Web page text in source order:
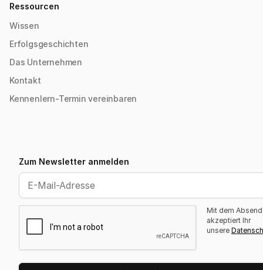
Ressourcen
Wissen
Erfolgsgeschichten
Das Unternehmen
Kontakt
Kennenlern-Termin vereinbaren
Zum Newsletter anmelden
Mit dem
akzeptiert Ihr
unsere